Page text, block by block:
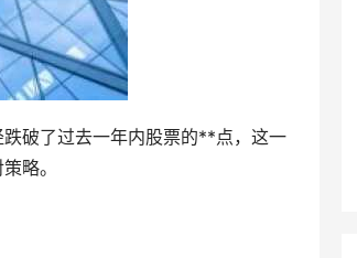
破了过去一年内股票的**点，这一
略。